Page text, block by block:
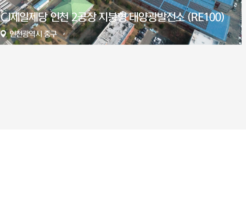
해창만 수상태양광발전소
전라남도 고흥군